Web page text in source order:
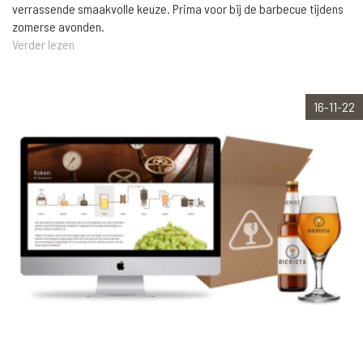
verrassende smaakvolle keuze. Prima voor bij de barbecue tijdens
zomerse avonden.
Verder lezen
16-11-22